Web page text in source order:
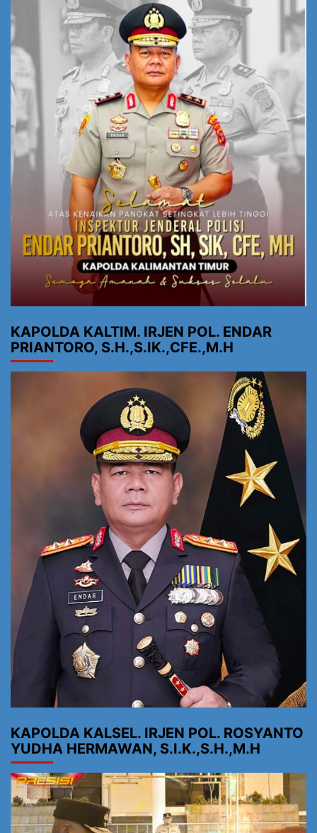
KAPOLDA KALTIM. IRJEN POL. ENDAR
PRIANTORO, S.H.,S.IK.,CFE.,M.H
KAPOLDA KALSEL. IRJEN POL. ROSYANTO
YUDHA HERMAWAN, S.I.K.,S.H.,M.H